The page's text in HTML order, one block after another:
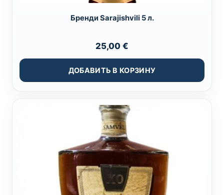
Бренди Sarajishvili 5 л.
25,00 €
ДОБАВИТЬ В КОРЗИНУ